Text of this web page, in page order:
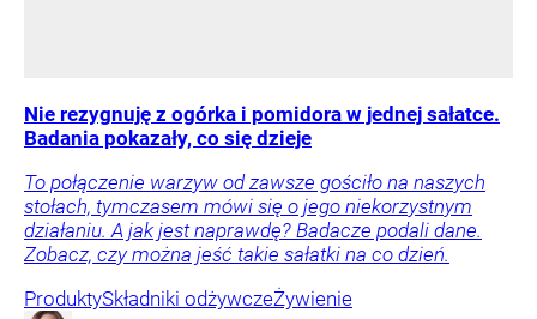
Nie rezygnuję z ogórka i pomidora w jednej sałatce.
Badania pokazały, co się dzieje
To połączenie warzyw od zawsze gościło na naszych
stołach, tymczasem mówi się o jego niekorzystnym
działaniu. A jak jest naprawdę? Badacze podali dane.
Zobacz, czy można jeść takie sałatki na co dzień.
ProduktySkładniki odżywczeŻywienie